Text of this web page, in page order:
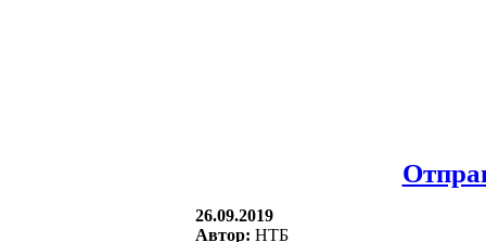
26.09.2019
Автор: НТБ